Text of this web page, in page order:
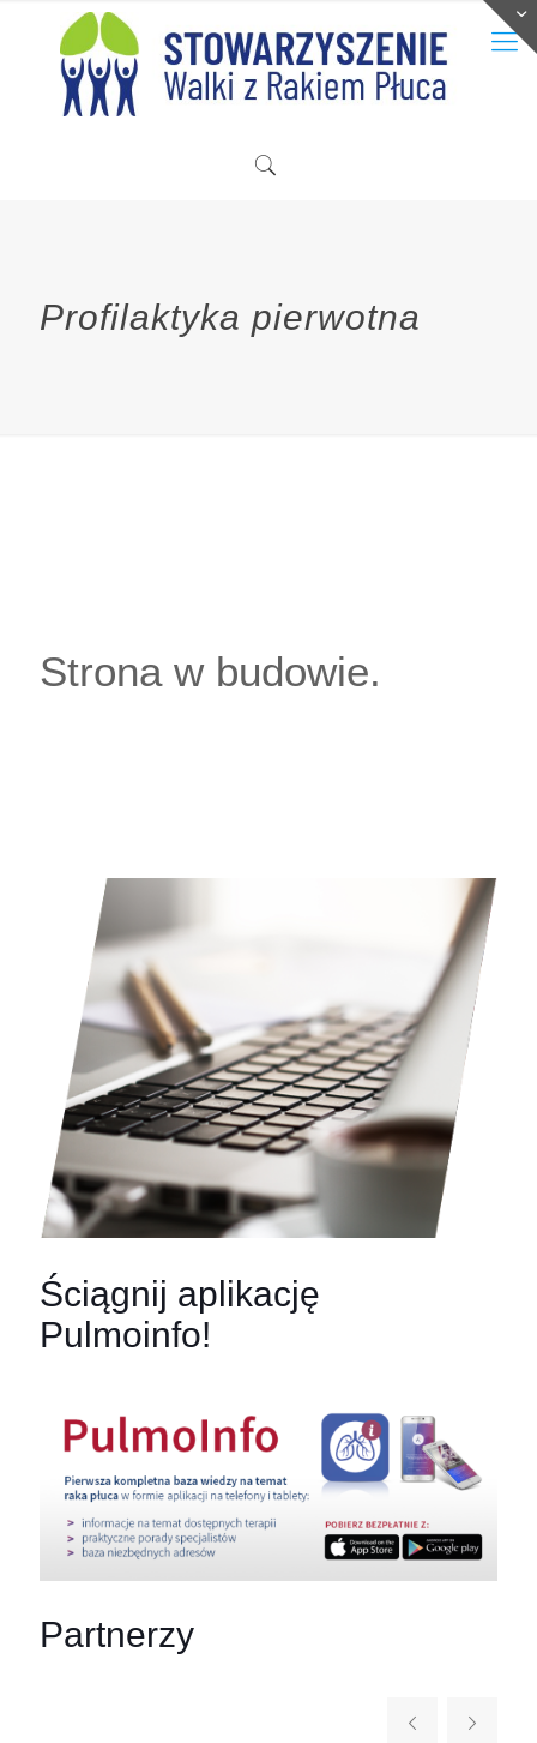
Profilaktyka pierwotna
Strona w budowie.
Ściągnij aplikację
Pulmoinfo!
Partnerzy